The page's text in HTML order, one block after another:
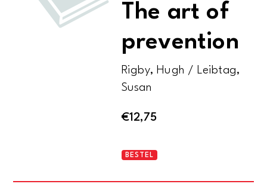
The art of
prevention
Rigby, Hugh / Leibtag,
Susan
€12,75
HardWear
BESTEL